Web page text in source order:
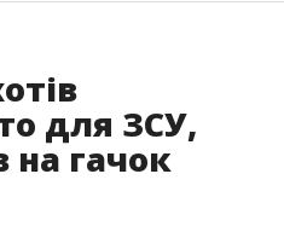
для ЗСУ,
на гачок